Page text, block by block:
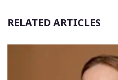
RELATED ARTICLES